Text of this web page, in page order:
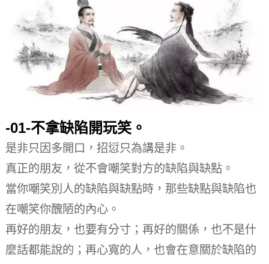
-01-不拿缺陷開玩笑。
是非只因多開口，招愆只為講是非。
真正的朋友，從不會嘲笑對方的缺陷與缺點。
當你嘲笑別人的缺陷與缺點時，那些缺點與缺陷也
在嘲笑你醜陋的內心。
再好的朋友，也要有分寸；再好的關係，也不是什
麼話都能說的；再心寬的人，也會在意關於缺陷的